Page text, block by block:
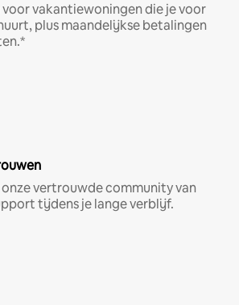
vakantiewoningen die je voor
plus maandelijkse betalingen
vertrouwde community van
tijdens je lange verblijf.